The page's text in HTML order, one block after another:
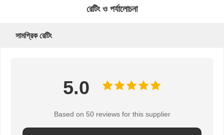
রেটিং ও পর্যালোচনা
সামগ্রিক রেটিং
5.0
Based on 50 reviews for this supplier